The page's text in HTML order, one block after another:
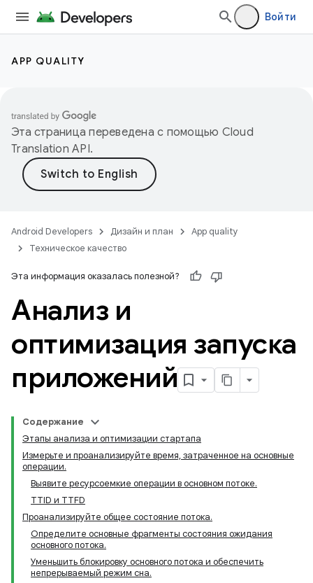
Войти
APP QUALITY
Эта страница переведена с помощью Cloud
Translation API.
Android Developers Дизайн и план
App quality
Техническое качество
Эта информация оказалась полезной?
Анализ и
оптимизация запуска
приложений
Содержание
Этапы анализа и оптимизации стартапа
Измерьте и проанализируйте время, затраченное на основные
операции.
Выявите ресурсоемкие операции в основном потоке.
TTID и TTFD
Проанализируйте общее состояние потока.
Определите основные фрагменты состояния ожидания
основного потока.
Уменьшить блокировку основного потока и обеспечить
непрерываемый режим сна.